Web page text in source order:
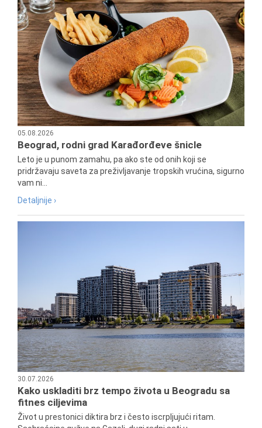
05.08.2026
Beograd, rodni grad Karađorđeve šnicle
Leto je u punom zamahu, pa ako ste od onih koji se
pridržavaju saveta za preživljavanje tropskih vrućina, sigurno
vam ni...
Detaljnije ›
30.07.2026
Kako uskladiti brz tempo života u Beogradu sa
fitnes ciljevima
Život u prestonici diktira brz i često iscrpljujući ritam.